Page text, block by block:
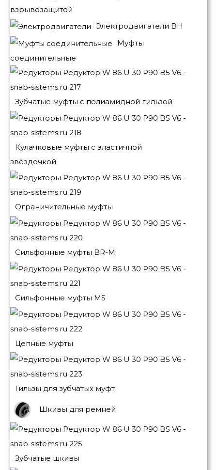
взрывозащитой
Электродвигатели BH
Муфты
соединительные
Зубчатые муфты с полиамидной гильзой
Кулачковые муфты с эластичной
звёздочкой
Ограничительные муфты
Сильфонные муфты BR-M
Сильфонные муфты MS
Цепные муфты
Гильзы для зубчатых муфт
Шкивы для ремней
Зубчатые шкивы